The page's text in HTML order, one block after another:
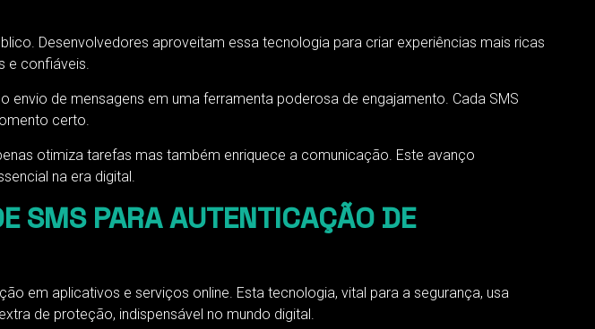
Desenvolvedores aproveitam essa tecnologia para criar experiências mais ricas
e confiáveis.
de mensagens em uma ferramenta poderosa de engajamento. Cada SMS
certo.
otimiza tarefas mas também enriquece a comunicação. Este avanço
na era digital.
SMS PARA AUTENTICAÇÃO DE
em aplicativos e serviços online. Esta tecnologia, vital para a segurança, usa
de proteção, indispensável no mundo digital.